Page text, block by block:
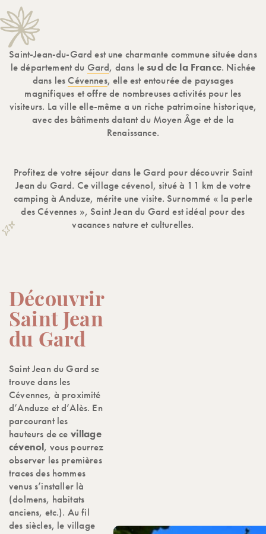
Saint-Jean-du-Gard est une charmante commune située dans
le département du Gard, dans lesud de la France. Nichée
dans les Cévennes, elle est entourée de paysages
magnifiques et offre de nombreuses activités pour les
visiteurs. La ville elle-même a un riche patrimoine historique,
avec des bâtiments datant du Moyen Âge et de la
Renaissance.
Profitez de votre séjour dans le Gard pour découvrir Saint
Jean du Gard. Ce village cévenol, situé à 11 km de votre
camping à Anduze, mérite une visite. Surnommé « la perle
des Cévennes », Saint Jean du Gard est idéal pour des
vacances nature et culturelles.
Découvrir
Saint Jean
du Gard
Saint Jean du Gard se
trouve dans les
Cévennes, à proximité
d’Anduze et d’Alès. En
parcourant les
hauteurs de ce village
cévenol, vous pourrez
observer les premières
traces des hommes
venus s’installer là
(dolmens, habitats
anciens, etc.). Au fil
des siècles, le village